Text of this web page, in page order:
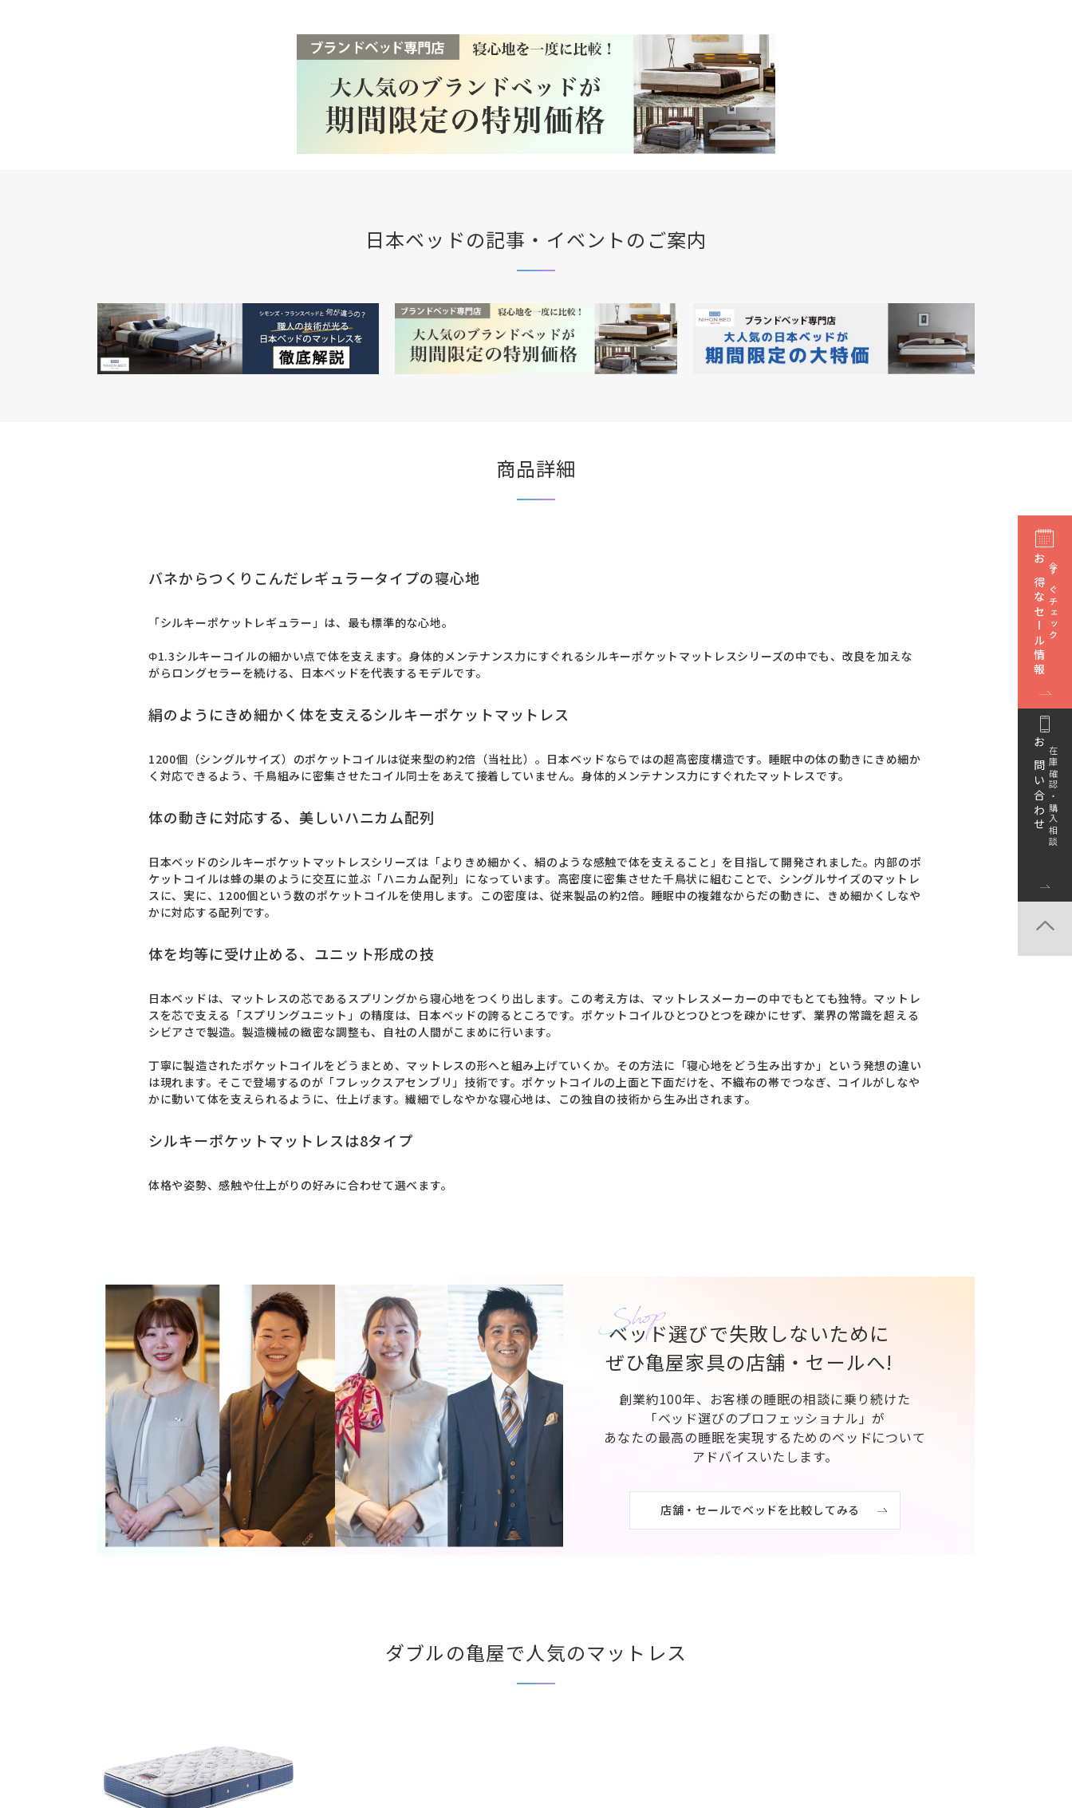
日本ベッドの記事・イベントのご案内
商品詳細
バネからつくりこんだレギュラータイプの寝心地
「シルキーポケットレギュラー」は、最も標準的な心地。
Φ1.3シルキーコイルの細かい点で体を支えます。身体的メンテナンス力にすぐれるシルキーポケットマットレスシリーズの中でも、改良を加えな
がらロングセラーを続ける、日本ベッドを代表するモデルです。
絹のようにきめ細かく体を支えるシルキーポケットマットレス
1200個（シングルサイズ）のポケットコイルは従来型の約2倍（当社比）。日本ベッドならではの超高密度構造です。睡眠中の体の動きにきめ細か
く対応できるよう、千鳥組みに密集させたコイル同士をあえて接着していません。身体的メンテナンス力にすぐれたマットレスです。
体の動きに対応する、美しいハニカム配列
日本ベッドのシルキーポケットマットレスシリーズは「よりきめ細かく、絹のような感触で体を支えること」を目指して開発されました。内部のポ
ケットコイルは蜂の巣のように交互に並ぶ「ハニカム配列」になっています。高密度に密集させた千鳥状に組むことで、シングルサイズのマットレ
スに、実に、1200個という数のポケットコイルを使用します。この密度は、従来製品の約2倍。睡眠中の複雑なからだの動きに、きめ細かくしなや
かに対応する配列です。
体を均等に受け止める、ユニット形成の技
日本ベッドは、マットレスの芯であるスプリングから寝心地をつくり出します。この考え方は、マットレスメーカーの中でもとても独特。マットレ
スを芯で支える「スプリングユニット」の精度は、日本ベッドの誇るところです。ポケットコイルひとつひとつを疎かにせず、業界の常識を超える
シビアさで製造。製造機械の緻密な調整も、自社の人間がこまめに行います。
丁寧に製造されたポケットコイルをどうまとめ、マットレスの形へと組み上げていくか。その方法に「寝心地をどう生み出すか」という発想の違い
は現れます。そこで登場するのが「フレックスアセンブリ」技術です。ポケットコイルの上面と下面だけを、不織布の帯でつなぎ、コイルがしなや
かに動いて体を支えられるように、仕上げます。繊細でしなやかな寝心地は、この独自の技術から生み出されます。
シルキーポケットマットレスは8タイプ
体格や姿勢、感触や仕上がりの好みに合わせて選べます。
ベッド選びで失敗しないために
ぜひ亀屋家具の店舗・セールへ!
創業約100年、お客様の睡眠の相談に乗り続けた
「ベッド選びのプロフェッショナル」が
あなたの最高の睡眠を実現するためのベッドについて
アドバイスいたします。
店舗・セールでベッドを比較してみる
ダブルの亀屋で人気のマットレス
今すぐチェック
お得なセール情報
お問い合わせ在庫確認・購入相談